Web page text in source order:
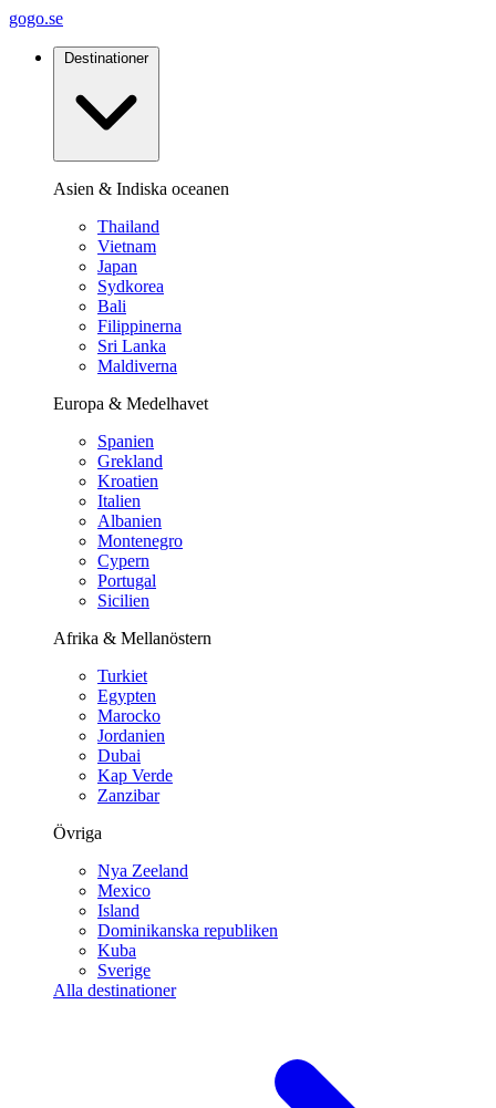
gogo.se
Destinationer
Asien & Indiska oceanen
Thailand
Vietnam
Japan
Sydkorea
Bali
Filippinerna
Sri Lanka
Maldiverna
Europa & Medelhavet
Spanien
Grekland
Kroatien
Italien
Albanien
Montenegro
Cypern
Portugal
Sicilien
Afrika & Mellanöstern
Turkiet
Egypten
Marocko
Jordanien
Dubai
Kap Verde
Zanzibar
Övriga
Nya Zeeland
Mexico
Island
Dominikanska republiken
Kuba
Sverige
Alla destinationer